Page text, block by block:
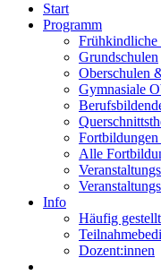
Start
Programm
Grundschulen
Oberschulen
Gymnasiale
Alle
Info
Häufig
Dozent:innen